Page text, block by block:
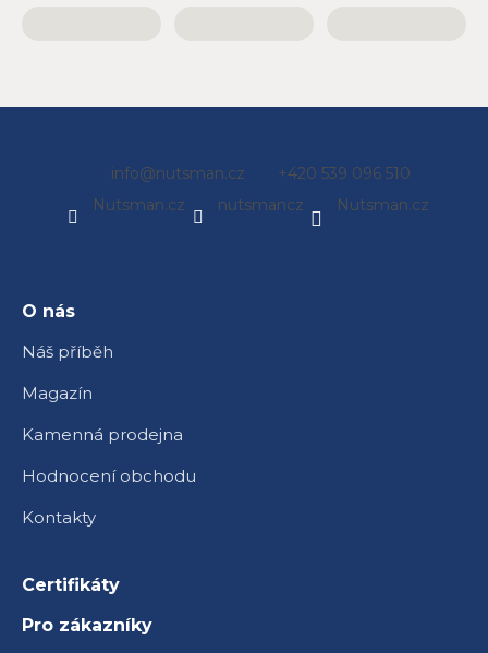
info@nutsman.cz
+420 539 096 510
Nutsman.cz
nutsmancz Nutsman.cz
O nás
Náš příběh
Magazín
Kamenná prodejna
Hodnocení obchodu
Kontakty
Certifikáty
Pro zákazníky